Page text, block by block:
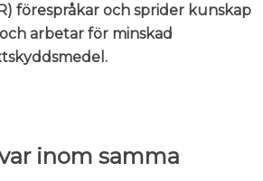
förespråkar och sprider kunskap
arbetar för minskad
inom samma